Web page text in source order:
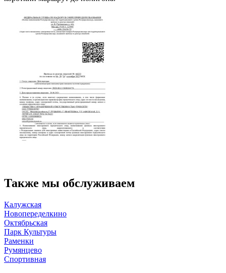
Также мы обслуживаем
Калужская
Новопеределкино
Октябрьская
Парк Культуры
Раменки
Румянцево
Спортивная